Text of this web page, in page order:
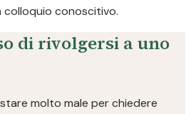
colloquio conoscitivo.
di rivolgersi a uno
molto male per chiedere